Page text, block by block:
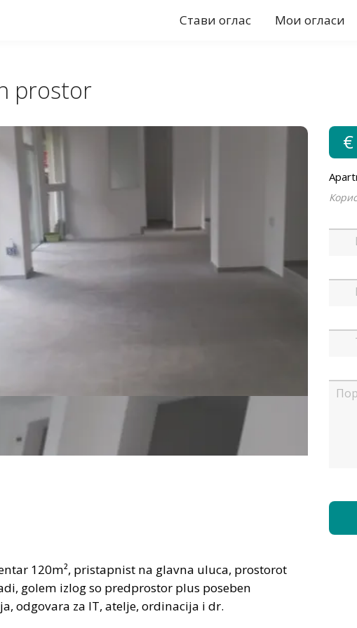
Стави оглас Мои огласи
prostor
120m², pristapnist na glavna uluca, prostorot
golem izlog so predprostor plus poseben
odgovara za IT, atelje, ordinacija i dr.
€